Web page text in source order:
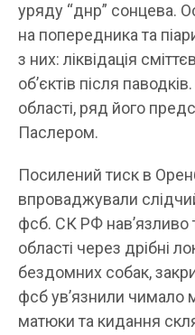
уряду “днр” сонцева.
на попередника та
з них: ліквідація
об’єктів після
області, ряд його
Паслером.
Посилений тиск в
впроваджували
фсб. СК РФ нав’язливо
області через дрібні
бездомних собак,
фсб ув’язнили чимало
матюки та кидання